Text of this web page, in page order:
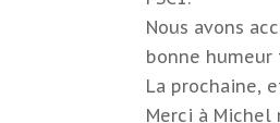
Nous avons
bonne
La prochaine,
Merci à